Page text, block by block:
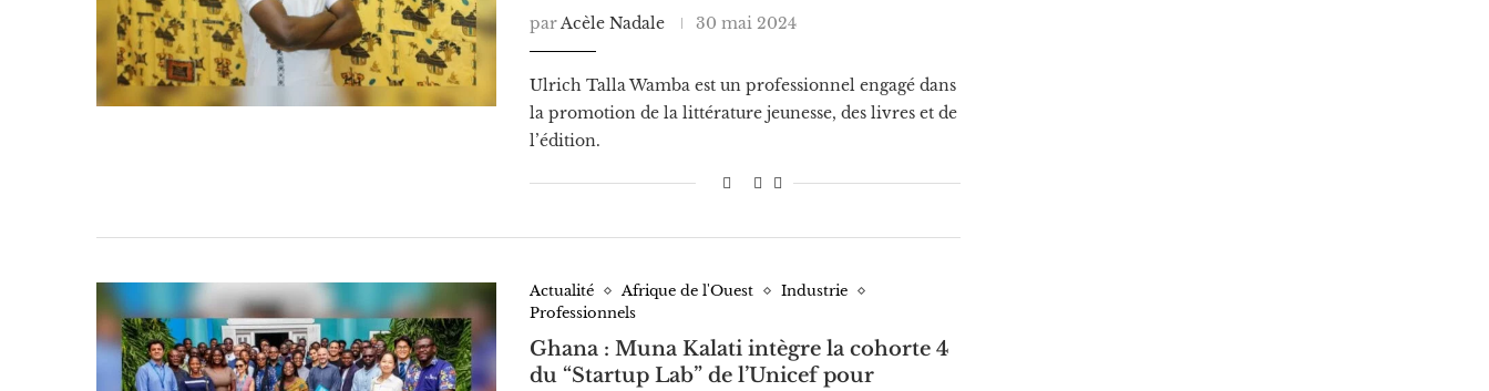
parAcèle Nadale 30 mai 2024
Ulrich Talla Wamba est un professionnel engagé dans
la promotion de la littérature jeunesse, des livres et de
l’édition.
Actualité Afrique de l'Ouest
Industrie
Professionnels
Ghana : Muna Kalati intègre la cohorte 4
du “Startup Lab” de l’Unicef pour